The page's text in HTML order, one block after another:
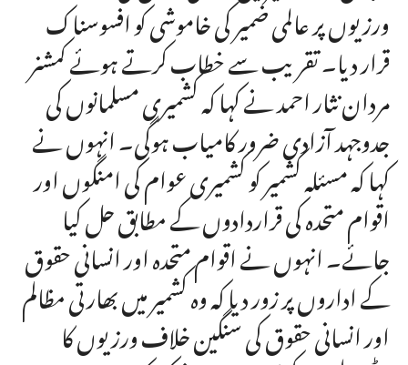
ورزیوں پر عالمی ضمیر کی خاموشی کو افسوسناک
قرار دیا۔ تقریب سے خطاب کرتے ہوئے کمشنر
مردان نثار احمد نے کہا کہ کشمیری مسلمانوں کی
جدوجہد آزادی ضرور کامیاب ہوگی۔ انہوں نے
کہا کہ مسئلہ کشمیر کو کشمیری عوام کی امنگوں اور
اقوام متحدہ کی قراردادوں کے مطابق حل کیا
جائے۔ انہوں نے اقوام متحدہ اور انسانی حقوق
کے اداروں پر زور دیا کہ وہ کشمیر میں بھارتی مظالم
اور انسانی حقوق کی سنگین خلاف ورزیوں کا